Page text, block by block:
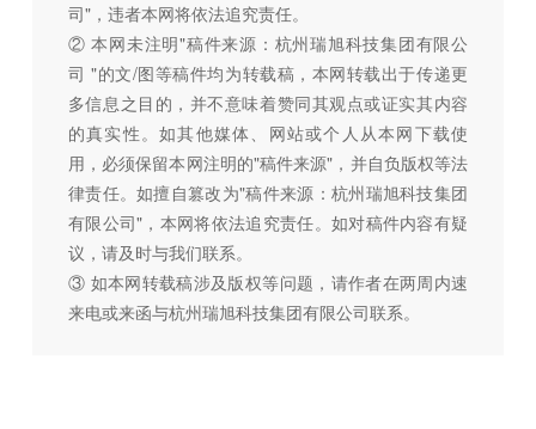
司"，违者本网将依法追究责任。
② 本网未注明"稿件来源：杭州瑞旭科技集团有限公
司 "的文/图等稿件均为转载稿，本网转载出于传递更
多信息之目的，并不意味着赞同其观点或证实其内容
的真实性。如其他媒体、网站或个人从本网下载使
用，必须保留本网注明的"稿件来源"，并自负版权等法
律责任。如擅自篡改为"稿件来源：杭州瑞旭科技集团
有限公司"，本网将依法追究责任。如对稿件内容有疑
议，请及时与我们联系。
③ 如本网转载稿涉及版权等问题，请作者在两周内速
来电或来函与杭州瑞旭科技集团有限公司联系。